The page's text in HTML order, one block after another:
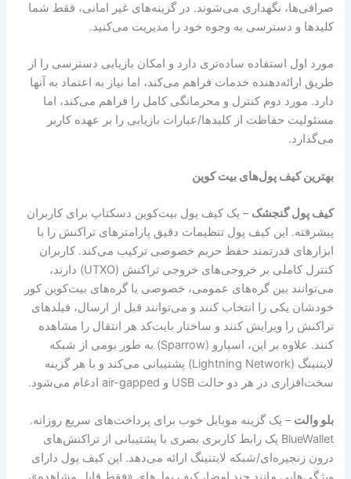
صرافی‌ها، نگهداری می‌شوند. در گزینه‌های غیر امانی، فقط شما
کلیدها و دسترسی به وجوه خود را مدیریت می‌کنید.
مورد اول استفاده ساده‌تری دارد و امکان بازیابی دسترسی را از
طریق ارائه‌دهنده خدمات فراهم می‌کند، اما نیاز به اعتماد به آنها
دارد. مورد دوم کنترل و محرمانگی کامل را فراهم می‌کند، اما
مسئولیت حفاظت از کلیدها/عبارات بازیابی را بر عهده کاربر
می‌گذارد.
بهترین کیف پول‌های بیت کوین
کیف پول گنجشک – یک کیف پول بیت‌کوین دسکتاپ برای کاربران
پیشرفته. این کیف پول تنظیمات دقیق پارامترهای تراکنش را با
ابزارهای قدرتمند حفظ حریم خصوصی ترکیب می‌کند. کاربران
کنترل کاملی بر خروجی‌های خروجی تراکنش (UTXO) دارند،
می‌توانند بین گره‌های عمومی، خصوصی یا گره‌های بیت‌کوین کور
خودشان یکی را انتخاب کنند و می‌توانند قبل از ارسال، فیلدهای
تراکنش را ویرایش کنند و ساختار بایت‌کد هر انتقال را مشاهده
کنند. علاوه بر این، اسپارو (Sparrow) به طور بومی از شبکه
لایتنینگ (Lightning Network) پشتیبانی می‌کند و با هر گزینه
سخت‌افزاری در هر دو حالت USB و air-gapped ادغام می‌شود.
بلو والت – یک گزینه موبایل خوب برای پرداخت‌های سریع روزانه.
BlueWallet یک رابط کاربری بصری با پشتیبانی از تراکنش‌های
درون زنجیره‌ای/شبکه ​​لایتنینگ ارائه می‌دهد. این کیف پول دارای